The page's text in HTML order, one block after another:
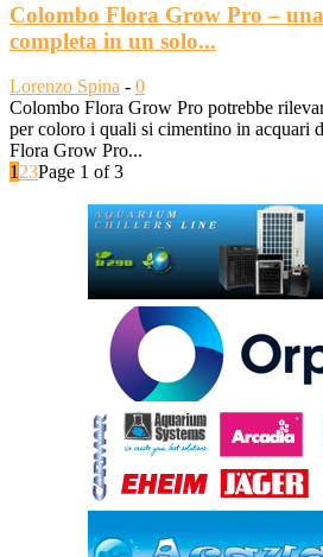
Colombo Flora Grow Pro –
completa in un solo...
Lorenzo Spina - 0
Colombo Flora Grow Pro potrebbe
per coloro i quali si cimentino in acquari
Flora Grow Pro...
1 23Page 1 of 3